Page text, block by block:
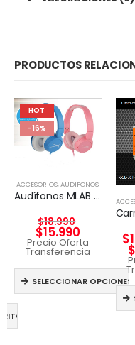
PRODUCTOS
HOT
-16%
ACCESORIOS, AUDIFONOS
Audífonos MLAB KID FRIENDLY WIRED & HANDS FREE
$18.990
$15.990
Precio Oferta
Transferencia
SELECCIONAR OPCIONES
$